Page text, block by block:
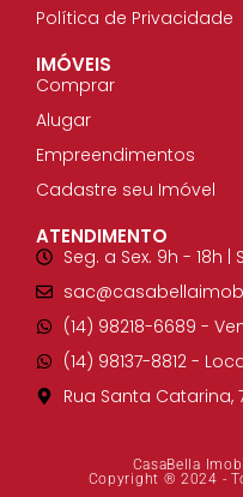
Política de Privacidade
IMÓVEIS
Comprar
Alugar
Empreendimentos
Cadastre seu Imóvel
ATENDIMENTO
Seg. a Sex. 9h - 18h |
(14) 98218-6689​ -
(14) 98137-8812​ -
Rua Santa Catarina,
CasaBella
Copyright ® 2024 -